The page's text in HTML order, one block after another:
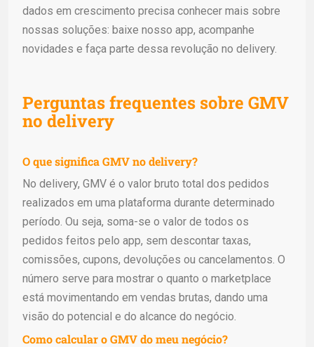
dados em crescimento precisa conhecer mais sobre
nossas soluções: baixe nosso app, acompanhe
novidades e faça parte dessa revolução no delivery.
Perguntas frequentes sobre GMV
no delivery
O que significa GMV no delivery?
No delivery, GMV é o valor bruto total dos pedidos
realizados em uma plataforma durante determinado
período. Ou seja, soma-se o valor de todos os
pedidos feitos pelo app, sem descontar taxas,
comissões, cupons, devoluções ou cancelamentos. O
número serve para mostrar o quanto o marketplace
está movimentando em vendas brutas, dando uma
visão do potencial e do alcance do negócio.
Como calcular o GMV do meu negócio?